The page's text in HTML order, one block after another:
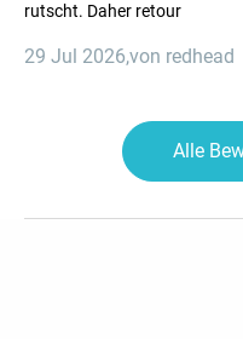
rutscht. Daher retour
29 Jul 2026,von redhead
Alle